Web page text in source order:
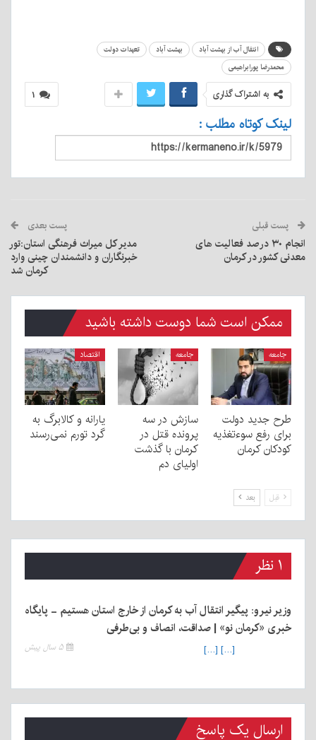
انتفال آب از بهشت آباد بهشت آباد
تعهدات دولت
محمدرضا پورابراهیمی
۱ به اشتراک گذاری
لینک کوتاه مطلب :
پست قبلی
انجام ۳۰ درصد فعالیت های
معدنی کشور در کرمان
پست بعدی
مدیر کل میراث فرهنگی استان:تور
خبرنگاران و دانشمندان چینی وارد
کرمان شد
ممکن است شما دوست داشته باشید
جامعه
طرح جدید دولت
برای رفع سوءتغذیه
کودکان کرمان
جامعه
سازش در سه
پرونده قتل در
کرمان با گذشت
اولیای دم
اقتصاد
یارانه و کالابرگ به
گرد تورم نمی‌رسند
قبل بعد
۱ نظر
وزیر نیرو: پیگیر انتقال آب به کرمان از خارج استان هستیم - پایگاه
خبری «کرمان نو» | صداقت، انصاف و بی‌طرفی
[…] […]
ارسال یک پاسخ